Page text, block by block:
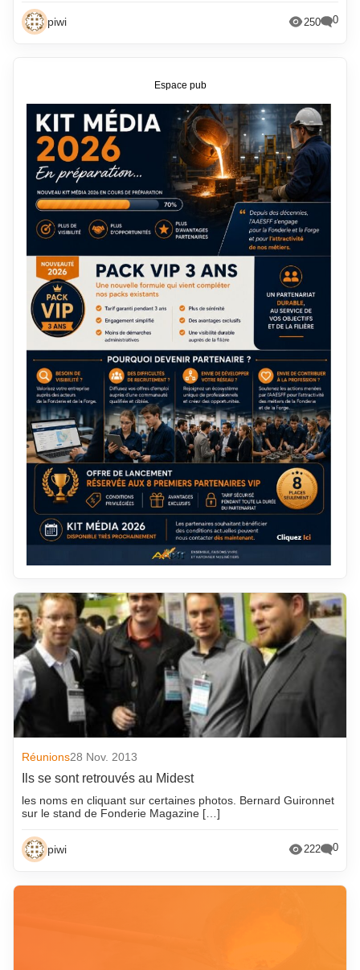
octobre 2020
septembre 2020
juin 2020
mai 2020
avril 2020
mars 2020
février 2020
janvier 2020
décembre 2019
novembre 2019
octobre 2019
septembre 2019
août 2019
juillet 2019
juin 2019
mai 2019
avril 2019
mars 2019
février 2019
janvier 2019
novembre 2018
octobre 2018
août 2012
juillet 2012
juin 2012
mai 2012
avril 2012
mars 2012
février 2012
janvier 2012
décembre 2011
novembre 2011
octobre 2011
septembre 2011
août 2011
juillet 2011
juin 2011
mai 2011
avril 2011
mars 2011
février 2011
décembre 2010
piwi 250 0
Réunions28 Nov. 2013
Ils se sont retrouvés au Midest
les noms en cliquant sur certaines photos. Bernard Guironnet
sur le stand de Fonderie Magazine […]
piwi 222 0
Espace pub